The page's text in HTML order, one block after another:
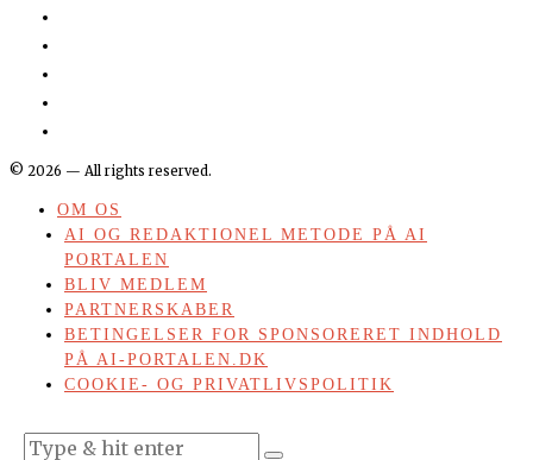
© 2026 — All rights reserved.
OM OS
AI OG REDAKTIONEL METODE PÅ AI
PORTALEN
BLIV MEDLEM
PARTNERSKABER
BETINGELSER FOR SPONSORERET INDHOLD
PÅ AI-PORTALEN.DK
COOKIE- OG PRIVATLIVSPOLITIK